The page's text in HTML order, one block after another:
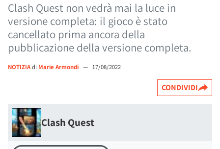
Clash Quest non vedrà mai la luce in
versione completa: il gioco è stato
cancellato prima ancora della
pubblicazione della versione completa.
NOTIZIAdi Marie Armondi — 17/08/2022
CONDIVIDI
Clash Quest